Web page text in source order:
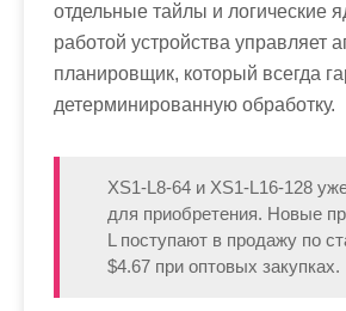
отдельные тайлы и логические
работой устройства управляет
планировщик, который всегда
детерминированную обработку.
XS1-L8-64 и XS1-L16-128
для приобретения. Новые
L поступают в продажу по
$4.67 при оптовых закупках.